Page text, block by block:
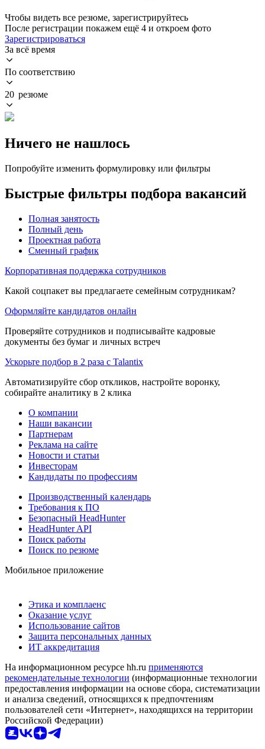
Чтобы видеть все резюме, зарегистрируйтесь
После регистрации покажем ещё 4 и откроем фото
Зарегистрироваться
За всё время
По соответствию
20 резюме
Ничего не нашлось
Попробуйте изменить формулировку или фильтры
Быстрые фильтры подбора вакансий
Полная занятость
Полный день
Проектная работа
Сменный график
Корпоративная поддержка сотрудников
Какой соцпакет вы предлагаете семейным сотрудникам?
Оформляйте кандидатов онлайн
Проверяйте сотрудников и подписывайте кадровые
документы без бумаг и личных встреч
Ускорьте подбор в 2 раза с Talantix
Автоматизируйте сбор откликов, настройте воронку,
собирайте аналитику в 2 клика
О компании
Наши вакансии
Партнерам
Реклама на сайте
Новости и статьи
Инвесторам
Кандидаты по профессиям
Производственный календарь
Требования к ПО
Безопасный HeadHunter
HeadHunter API
Поиск работы
Поиск по резюме
Мобильное приложение
Этика и комплаенс
Оказание услуг
Использование сайтов
Защита персональных данных
ИТ аккредитация
На информационном ресурсе hh.ru применяются
рекомендательные технологии (информационные технологии
предоставления информации на основе сбора, систематизации
и анализа сведений, относящихся к предпочтениям
пользователей сети «Интернет», находящихся на территории
Российской Федерации)